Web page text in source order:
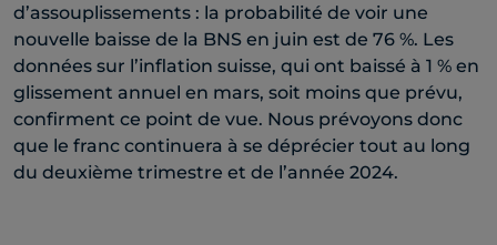
d’assouplissements : la probabilité de voir une
nouvelle baisse de la BNS en juin est de 76 %. Les
données sur l’inflation suisse, qui ont baissé à 1 % en
glissement annuel en mars, soit moins que prévu,
confirment ce point de vue. Nous prévoyons donc
que le franc continuera à se déprécier tout au long
du deuxième trimestre et de l’année 2024.